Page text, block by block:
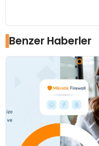
Benzer Haberler